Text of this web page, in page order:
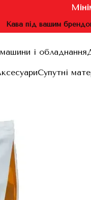
Кава під вашим
Договір публічної
і обладнання
Супутні